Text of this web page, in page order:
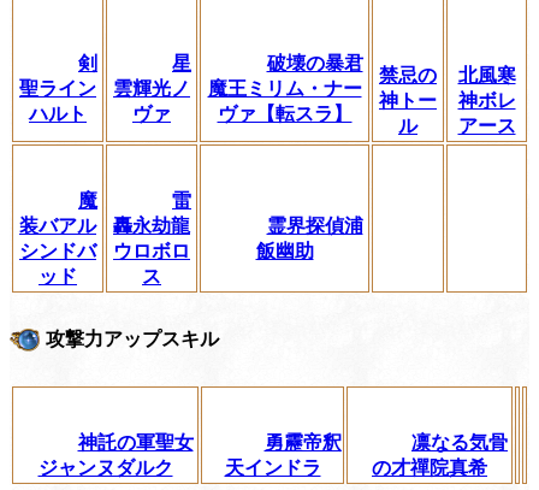
剣
聖ライン
ハルト
星
雲輝光ノ
ヴァ
破壊の暴君
魔王ミリム・ナー
ヴァ【転スラ】
禁忌の
神トー
ル
北風寒
神ボレ
アース
魔
装バアル
シンドバ
ッド
雷
轟永劫龍
ウロボロ
ス
霊界探偵浦
飯幽助
攻撃力アップスキル
神託の軍聖女
ジャンヌダルク
勇靂帝釈
天インドラ
凛なる気骨
の才禪院真希